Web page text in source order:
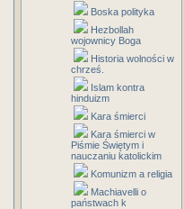
Boska polityka
Hezbollah
wojownicy Boga
Historia wolności w
chrześ.
Islam kontra
hinduizm
Kara śmierci
Kara śmierci w
Piśmie Świętym i
nauczaniu katolickim
Komunizm a religia
Machiavelli o
państwach k